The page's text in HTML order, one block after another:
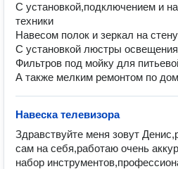
С установкой,подключением и
техники
Навесом полок и зеркал на стену
С установкой люстры
Фильтров под мойку для
А также мелким ремонтом по
Навеска телевизора
Здравствуйте меня зовут
сам на себя,работаю очень
набор